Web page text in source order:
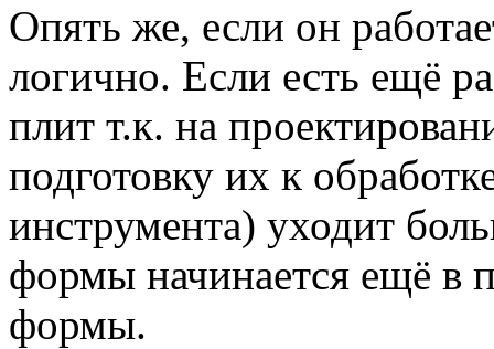
Опять же, если он
логично. Если есть ещё
плит т.к. на
подготовку их к
инструмента) уходит
формы начинается ещё в
формы.